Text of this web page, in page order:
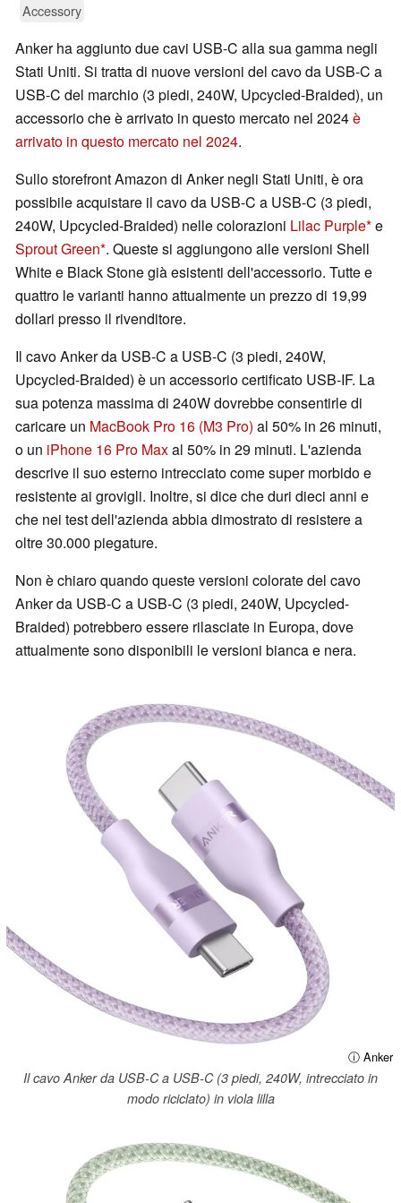
Accessory
Anker ha aggiunto due cavi USB-C alla sua gamma negli
Stati Uniti. Si tratta di nuove versioni del cavo da USB-C a
USB-C del marchio (3 piedi, 240W, Upcycled-Braided), un
accessorio che è arrivato in questo mercato nel 2024è
arrivato in questo mercato nel 2024.
Sullo storefront Amazon di Anker negli Stati Uniti, è ora
possibile acquistare il cavo da USB-C a USB-C (3 piedi,
240W, Upcycled-Braided) nelle colorazioni Lilac Purple e
Sprout Green . Queste si aggiungono alle versioni Shell
White e Black Stone già esistenti dell'accessorio. Tutte e
quattro le varianti hanno attualmente un prezzo di 19,99
dollari presso il rivenditore.
Il cavo Anker da USB-C a USB-C (3 piedi, 240W,
Upcycled-Braided) è un accessorio certificato USB-IF. La
sua potenza massima di 240W dovrebbe consentirle di
caricare un MacBook Pro 16 (M3 Pro) al 50% in 26 minuti,
o un iPhone 16 Pro Maxal 50% in 29 minuti. L'azienda
descrive il suo esterno intrecciato come super morbido e
resistente ai grovigli. Inoltre, si dice che duri dieci anni e
che nei test dell'azienda abbia dimostrato di resistere a
oltre 30.000 piegature.
Non è chiaro quando queste versioni colorate del cavo
Anker da USB-C a USB-C (3 piedi, 240W, Upcycled-
Braided) potrebbero essere rilasciate in Europa, dove
attualmente sono disponibili le versioni bianca e nera.
ⓘ Anker
Il cavo Anker da USB-C a USB-C (3 piedi, 240W, intrecciato in
modo riciclato) in viola lilla